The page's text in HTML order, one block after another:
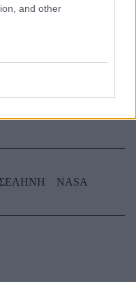
and other
δεν χρειάζεται να
αλλάξει τον τρόπο
ΣΕΛΗΝΗ NASA